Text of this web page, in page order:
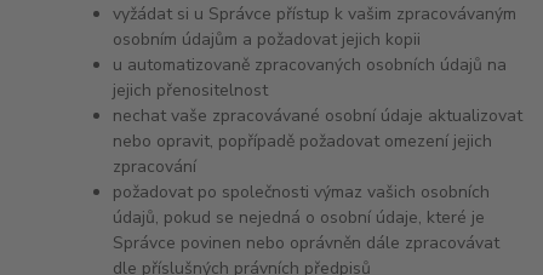
vyžádat si u Správce přístup k vašim zpracovávaným
osobním údajům a požadovat jejich kopii
u automatizovaně zpracovaných osobních údajů na
jejich přenositelnost
nechat vaše zpracovávané osobní údaje aktualizovat
nebo opravit, popřípadě požadovat omezení jejich
zpracování
požadovat po společnosti výmaz vašich osobních
údajů, pokud se nejedná o osobní údaje, které je
Správce povinen nebo oprávněn dále zpracovávat
dle příslušných právních předpisů